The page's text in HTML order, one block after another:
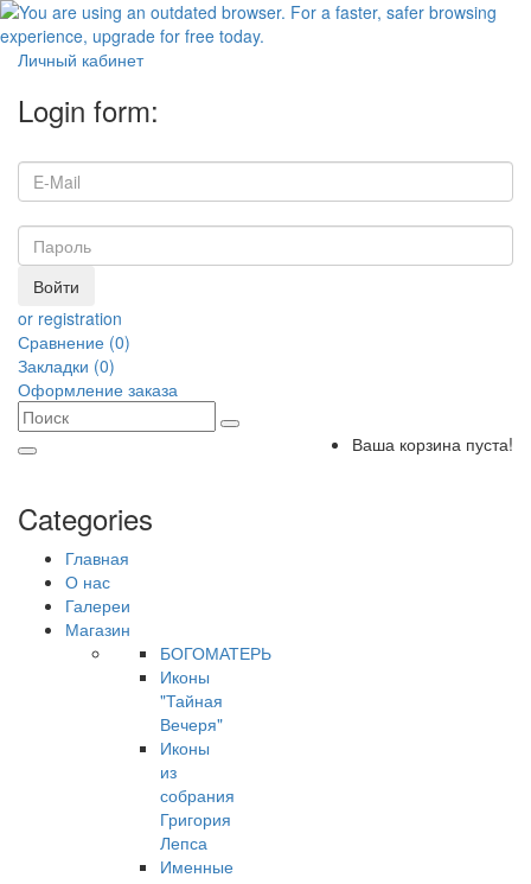
Личный кабинет
Login form:
Войти
or registration
Сравнение (0)
Закладки (0)
Оформление заказа
Ваша корзина пуста!
Categories
Главная
О нас
Галереи
Магазин
БОГОМАТЕРЬ
Иконы
"Тайная
Вечеря"
Иконы
из
собрания
Григория
Лепса
Именные